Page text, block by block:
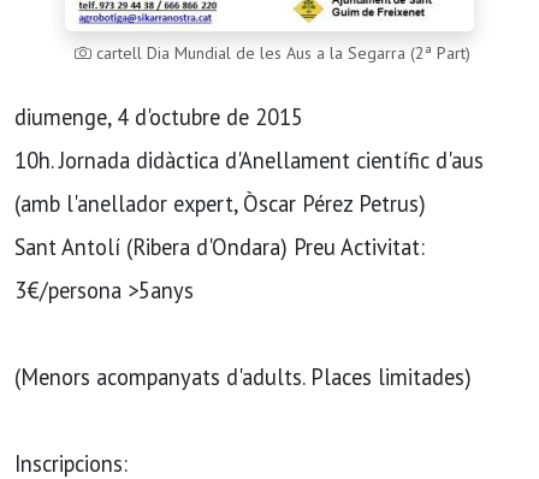
cartell Dia Mundial de les Aus a la Segarra (2ª Part)
diumenge, 4 d'octubre de 2015
10h. Jornada didàctica d'Anellament científic d'aus
(amb l'anellador expert, Òscar Pérez Petrus)
Sant Antolí (Ribera d'Ondara) Preu Activitat:
3€/persona >5anys
(Menors acompanyats d'adults. Places limitades)
Inscripcions: